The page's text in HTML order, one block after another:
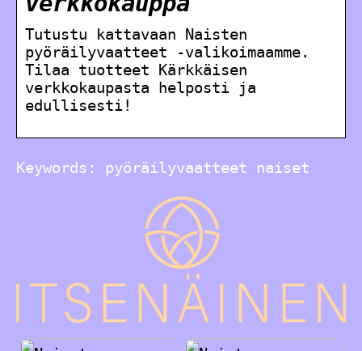
Tutustu kattavaan Naisten
pyöräilyvaatteet -valikoimaamme.
Tilaa tuotteet Kärkkäisen
verkkokaupasta helposti ja
edullisesti!
Keywords: pyöräilyvaatteet naiset